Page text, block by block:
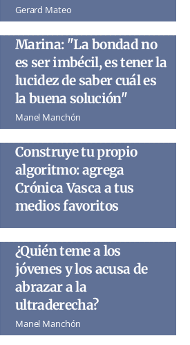
Gerard Mateo
Marina: "La bondad no
es ser imbécil, es tener la
lucidez de saber cuál es
la buena solución"
Manel Manchón
Construye tu propio
algoritmo: agrega
Crónica Vasca a tus
medios favoritos
¿Quién teme a los
jóvenes y los acusa de
abrazar a la
ultraderecha?
Manel Manchón